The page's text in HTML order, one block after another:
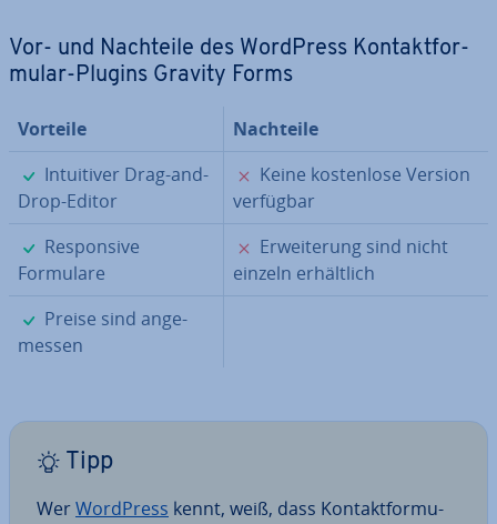
Vor- und Nachteile des WordPress Kon­takt­for­
mu­lar-Plugins Gravity Forms
Vorteile
Nachteile
✓
In­tui­ti­ver Drag-and-
Drop-Editor
✗
Keine kos­ten­lo­se Version
verfügbar
✓
Re­spon­si­ve
Formulare
✗
Er­wei­te­rung sind nicht
einzeln er­hält­lich
✓
Preise sind an­ge­
mes­sen
Tipp
WerWordPress kennt, weiß, dass Kon­takt­for­mu­